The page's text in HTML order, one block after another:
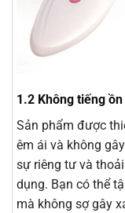
1.2 Không tiếng ồn
Sản phẩm được
êm ái và không
sự riêng tư và
dụng. Bạn có thể
mà không sợ gây